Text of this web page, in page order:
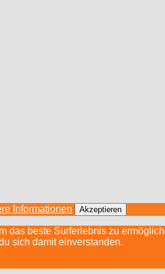
Informationen Akzeptieren
beste Surferlebnis zu
sich damit einverstanden.